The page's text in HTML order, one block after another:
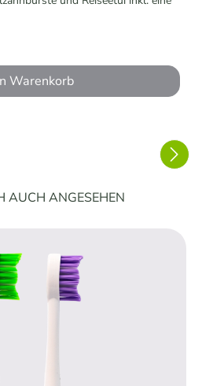
Warenkorb
AUCH ANGESEHEN